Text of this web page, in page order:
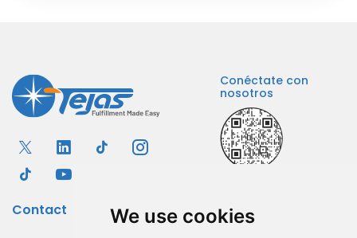
We use cookies
Conéctate con
nosotros
Contact